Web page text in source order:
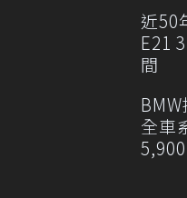
近50
E21
間
全車